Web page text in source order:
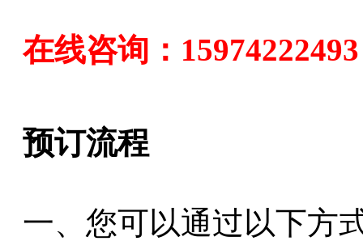
在线咨询：
预订流程
一、您可以通过以下方